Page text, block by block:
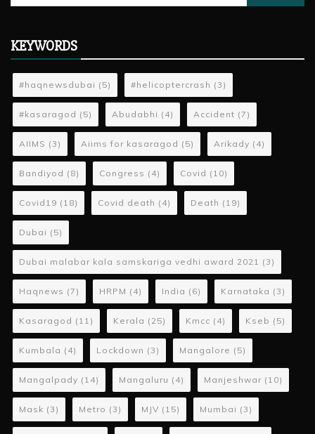
for:
KEYWORDS
#haqnewsdubai (5) #helicoptercrash (3)
#kasaragod (5) Abudabhi (4) Accident (7)
AIIMS (3) Aiims for kasaragod (5) Arikady (4)
Bandiyod (8) Congress (4) Covid (10)
Covid19 (18) Covid death (4) Death (19)
Dubai (5)
Dubai malabar kala samskariga vedhi award 2021 (3)
Haqnews (7) HRPM (4) India (6) Karnataka (3)
Kasaragod (11) Kerala (25) Kmcc (4) Kseb (5)
Kumbala (4) Lockdown (3) Mangalore (5)
Mangalpady (14) Mangaluru (4) Manjeshwar (10)
Mask (3) Metro (3) MJV (15) Mumbai (3)